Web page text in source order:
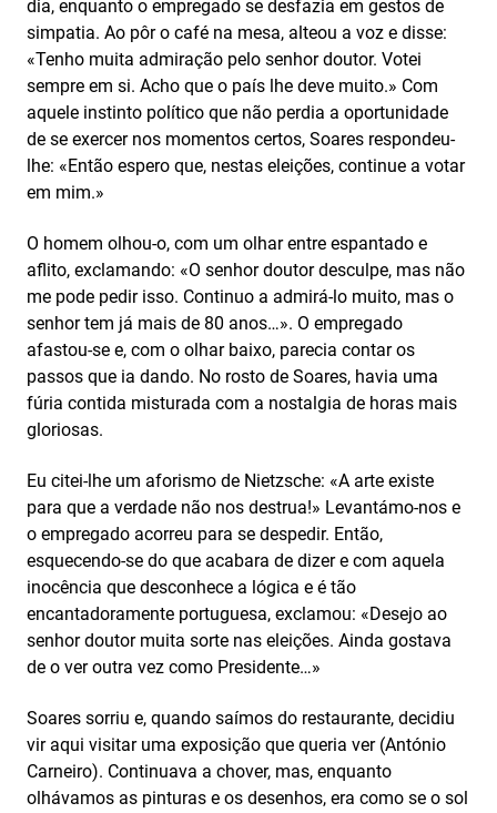
dia, enquanto o empregado se desfazia em gestos de
simpatia. Ao pôr o café na mesa, alteou a voz e disse:
«Tenho muita admiração pelo senhor doutor. Votei
sempre em si. Acho que o país lhe deve muito.» Com
aquele instinto político que não perdia a oportunidade
de se exercer nos momentos certos, Soares respondeu-
lhe: «Então espero que, nestas eleições, continue a votar
em mim.»
O homem olhou-o, com um olhar entre espantado e
aflito, exclamando: «O senhor doutor desculpe, mas não
me pode pedir isso. Continuo a admirá-lo muito, mas o
senhor tem já mais de 80 anos…». O empregado
afastou-se e, com o olhar baixo, parecia contar os
passos que ia dando. No rosto de Soares, havia uma
fúria contida misturada com a nostalgia de horas mais
gloriosas.
Eu citei-lhe um aforismo de Nietzsche: «A arte existe
para que a verdade não nos destrua!» Levantámo-nos e
o empregado acorreu para se despedir. Então,
esquecendo-se do que acabara de dizer e com aquela
inocência que desconhece a lógica e é tão
encantadoramente portuguesa, exclamou: «Desejo ao
senhor doutor muita sorte nas eleições. Ainda gostava
de o ver outra vez como Presidente…»
Soares sorriu e, quando saímos do restaurante, decidiu
vir aqui visitar uma exposição que queria ver (António
Carneiro). Continuava a chover, mas, enquanto
olhávamos as pinturas e os desenhos, era como se o sol